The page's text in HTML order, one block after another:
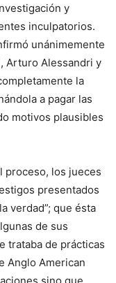
y
inculpatorios.
unánimemente
Arturo Alessandri y
la
a pagar las
motivos plausibles
proceso, los jueces
presentados
verdad”; que ésta
de sus
trataba de prácticas
Anglo American
sino que